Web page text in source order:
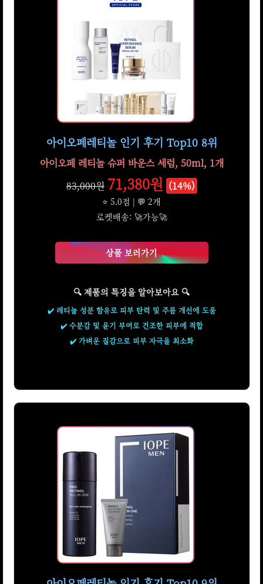
아이오페레티놀 인기 후기 Top10 8위
아이오페 레티놀 슈퍼 바운스 세럼, 50ml, 1개
83,000원 71,380원 (14%)
⭐ 5.0점 | 💬 2개
로켓배송: 🚀가능🚀
상품 보러가기
🔍 제품의 특징을 알아보아요 🔍
✔️ 레티놀 성분 함유로 피부 탄력 및 주름 개선에 도움
✔️ 수분감 및 윤기 부여로 건조한 피부에 적합
✔️ 가벼운 질감으로 피부 자극을 최소화